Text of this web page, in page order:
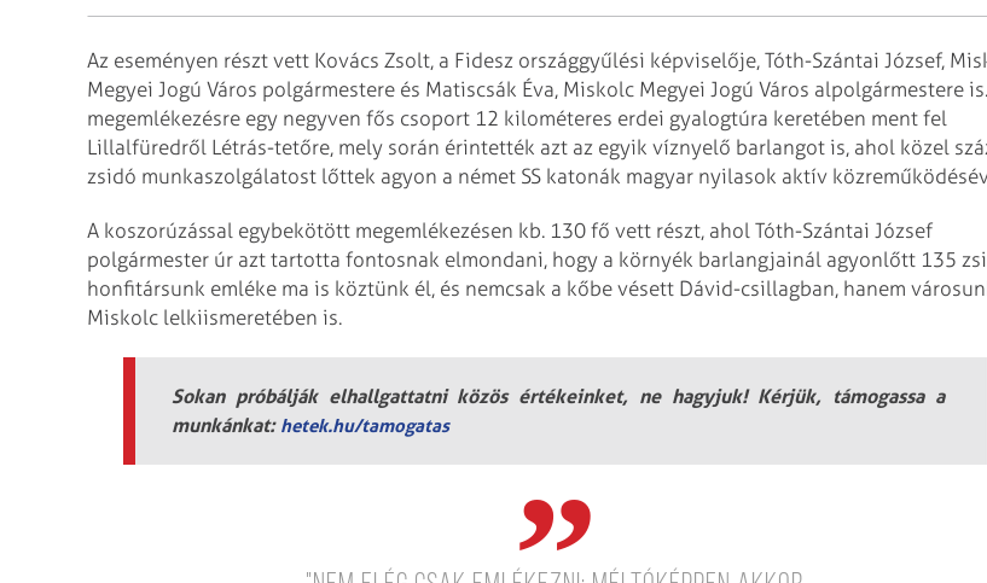
Az eseményen részt vett Kovács Zsolt, a Fidesz országgyűlési képviselője, Tóth-Szántai József,
Megyei Jogú Város polgármestere és Matiscsák Éva, Miskolc Megyei Jogú Város alpolgármestere is.
megemlékezésre egy negyven fős csoport 12 kilométeres erdei gyalogtúra keretében ment fel
Lillalfüredről Létrás-tetőre, mely során érintették azt az egyik víznyelő barlangot is, ahol közel
zsidó munkaszolgálatost lőttek agyon a német SS katonák magyar nyilasok aktív
A koszorúzással egybekötött megemlékezésen kb. 130 fő vett részt, ahol Tóth-Szántai József
polgármester úr azt tartotta fontosnak elmondani, hogy a környék barlangjainál agyonlőtt 135
honfitársunk emléke ma is köztünk él, és nemcsak a kőbe vésett Dávid-csillagban, hanem
Miskolc lelkiismeretében is.
Sokan próbálják elhallgattatni közös értékeinket, ne hagyjuk! Kérjük, támogassa a
munkánkat: hetek.hu/tamogatas